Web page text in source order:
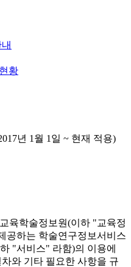
황
년 1월 1일 ~ 현재 적용)
육학술정보원(이하 "교육정
공하는 학술연구정보서비스
"서비스" 라함)의 이용에
와 기타 필요한 사항을 규